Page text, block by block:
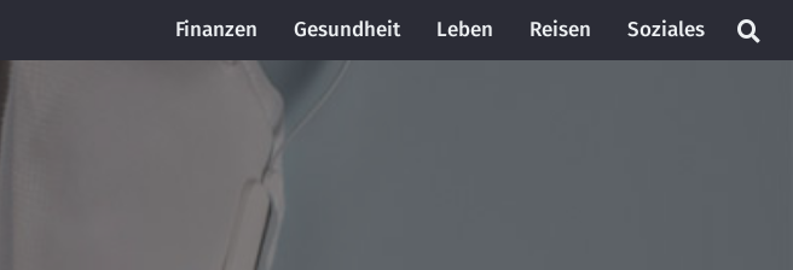
Finanzen Gesundheit Leben Reisen Soziales